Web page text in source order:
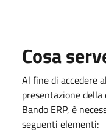
Cosa
Al fine di accedere
presentazione
Bando ERP, è
seguenti elementi: